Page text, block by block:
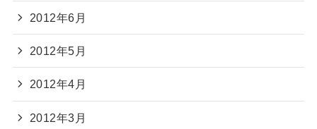
2012年6月
2012年5月
2012年4月
2012年3月